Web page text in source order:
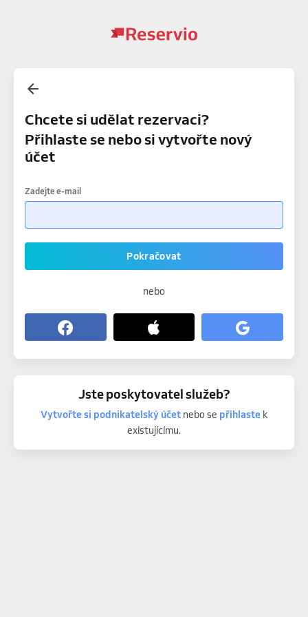
Chcete si udělat rezervaci?
Přihlaste se nebo si vytvořte nový
účet
Zadejte e-mail
Pokračovat
nebo
Jste poskytovatel služeb?
Vytvořte si podnikatelský účetnebo se přihlastek
existujícímu.